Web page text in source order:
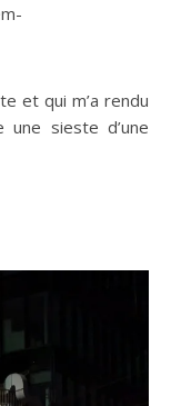
et qui m’a rendu
une sieste d’une